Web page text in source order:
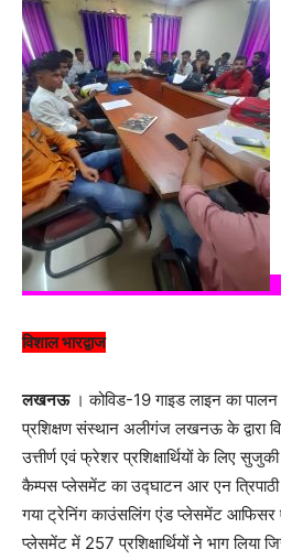
विशाल भारद्वाज
लखनऊ। कोविड-19 गाइड लाइन का
प्रशिक्षण संस्थान अलीगंज लखनऊ के द्वारा
उत्तीर्ण एवं फ्रेशर प्रशिक्षार्थियों के लिए
कैम्पस प्लेसमेंट का उद्घाटन आर एन त्रिपाठी
गया ट्रेनिंग काउंसलिंग एंड प्लेसमेंट आफिसर
प्लेसमेंट में 257 प्रशिक्षार्थियों ने भाग लिया